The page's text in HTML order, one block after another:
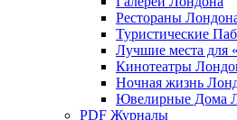
Рестораны
Туристические
Лучшие места для
Кинотеатры
Ночная жизнь
Ювелирные Дома
PDF Журналы